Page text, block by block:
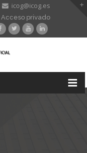
icog@icog.es
Acceso privado